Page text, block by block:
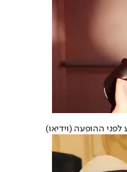
ההופעה (וידיאו)